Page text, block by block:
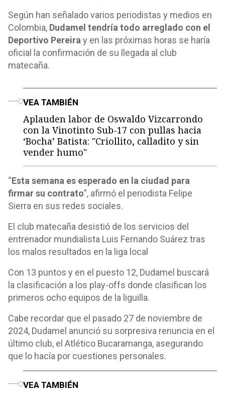
Según han señalado varios periodistas y medios en
Colombia, Dudamel tendría todo arreglado con el
Deportivo Pereira y en las próximas horas se haría
oficial la confirmación de su llegada al club
matecaña.
VEA TAMBIÉN
Aplauden labor de Oswaldo Vizcarrondo
con la Vinotinto Sub-17 con pullas hacia
‘Bocha’ Batista: "Criollito, calladito y sin
vender humo"
“Esta semana es esperado en la ciudad para
firmar su contrato”, afirmó el periodista Felipe
Sierra en sus redes sociales.
El club matecaña desistió de los servicios del
entrenador mundialista Luis Fernando Suárez tras
los malos resultados en la liga local
Con 13 puntos y en el puesto 12, Dudamel buscará
la clasificación a los play-offs donde clasifican los
primeros ocho equipos de la liguilla.
Cabe recordar que el pasado 27 de noviembre de
2024, Dudamel anunció su sorpresiva renuncia en el
último club, el Atlético Bucaramanga, asegurando
que lo hacía por cuestiones personales.
VEA TAMBIÉN